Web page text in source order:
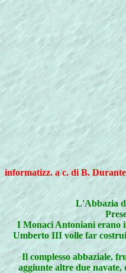
informatizz. a c. di B. Durante
L'Abbazia
I Monaci Antoniani erano
Umberto III volle far
Il complesso abbaziale,
aggiunte altre due navate,